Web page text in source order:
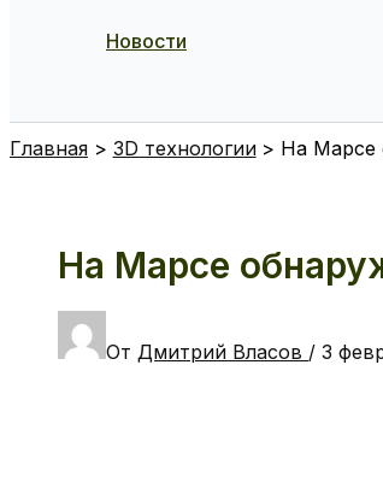
Новости
Главная 3D технологии На Марсе
На Марсе
От Дмитрий Власов / 3